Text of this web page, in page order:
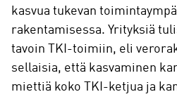
kasvua tukevan
rakentamisessa. Yrityksiä
tavoin TKI-toimiin, eli
sellaisia, että kasvaminen
miettiä koko TKI-ketjua ja